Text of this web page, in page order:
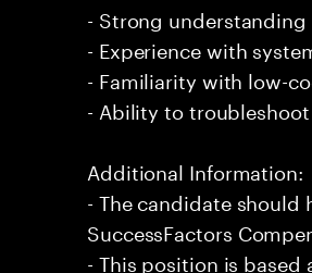
- Strong
- Experience with
- Familiarity with low-
- Ability to
Additional Information:
- The candidate should
SuccessFactors
- This position is based